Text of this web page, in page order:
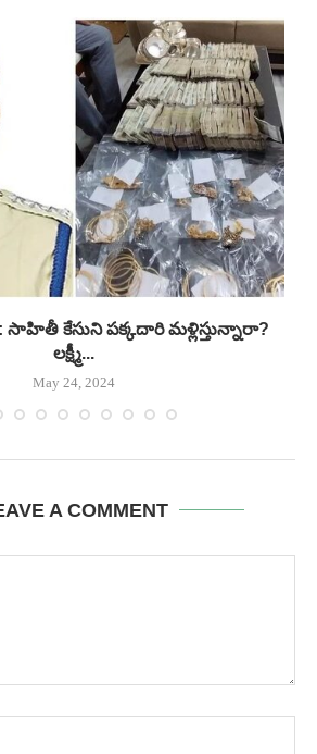
: సాహితీ కేసుని పక్కదారి మళ్లిస్తున్నారా?
లక్ష్మీ...
May 24, 2024
A COMMENT